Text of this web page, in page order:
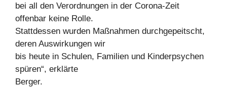
bei all den Verordnungen in der Corona-Zeit
offenbar keine Rolle.
Stattdessen wurden Maßnahmen durchgepeitscht,
deren Auswirkungen wir
bis heute in Schulen, Familien und Kinderpsychen
spüren“, erklärte
Berger.